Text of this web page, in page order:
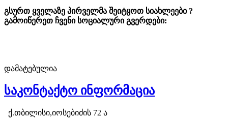
გსურთ ყველაზე პირველმა შეიტყოთ სიახლეები ?
გამოიწერეთ ჩვენი სოციალური გვერდები:
დამატებულია
საკონტაქტო ინფორმაცია
ქ.თბილისი,იოსებიძის 72 ა